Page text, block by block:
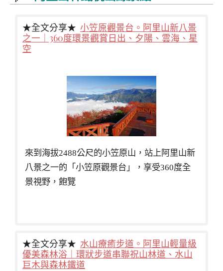
★全文分享★ 小笠原觀景台。阿里山新八景
之一｜360度環景觀賞日出、夕陽、雲海、星
空
來到海拔2488公尺的小笠原山，站上阿里山新
八景之一的「小笠原觀景台」，享受360度全
景視野，飽覽
★全文分享★ 水山療癒步道。阿里山輕量級
優美森林浴｜環狀步道串聯祝山林道、水山
巨木與森林鐵道